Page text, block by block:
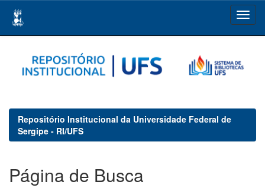
navigation
Repositório Institucional da Universidade Federal de
Sergipe - RI/UFS
Página de Busca